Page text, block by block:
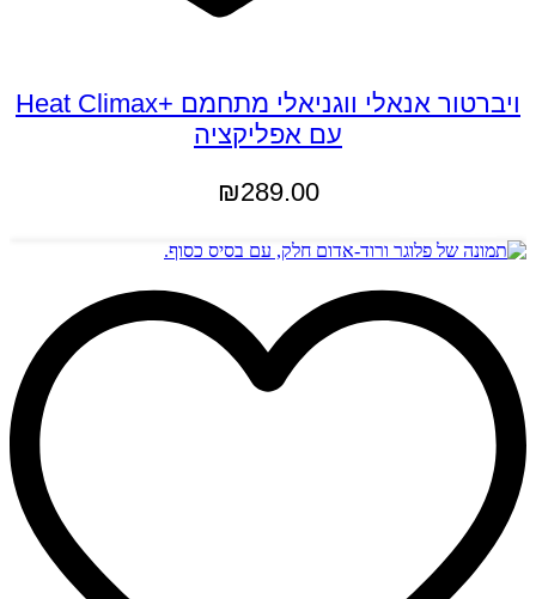
ויברטור אנאלי ווגניאלי מתחמם +Heat Climax
עם אפליקציה
₪289.00